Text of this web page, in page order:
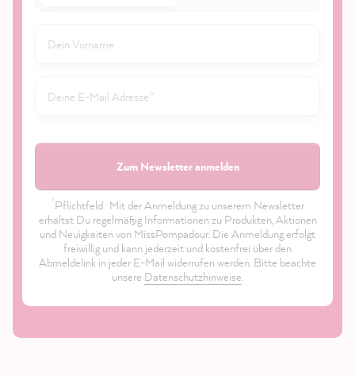
Zum Newsletter anmelden
*Pflichtfeld · Mit der Anmeldung zu unserem Newsletter
erhältst Du regelmäßig Informationen zu Produkten, Aktionen
und Neuigkeiten von MissPompadour. Die Anmeldung erfolgt
freiwillig und kann jederzeit und kostenfrei über den
Abmeldelink in jeder E-Mail widerrufen werden. Bitte beachte
unsere Datenschutzhinweise.